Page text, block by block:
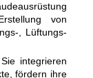
von
, Lüftungs-
integrieren
fördern ihre